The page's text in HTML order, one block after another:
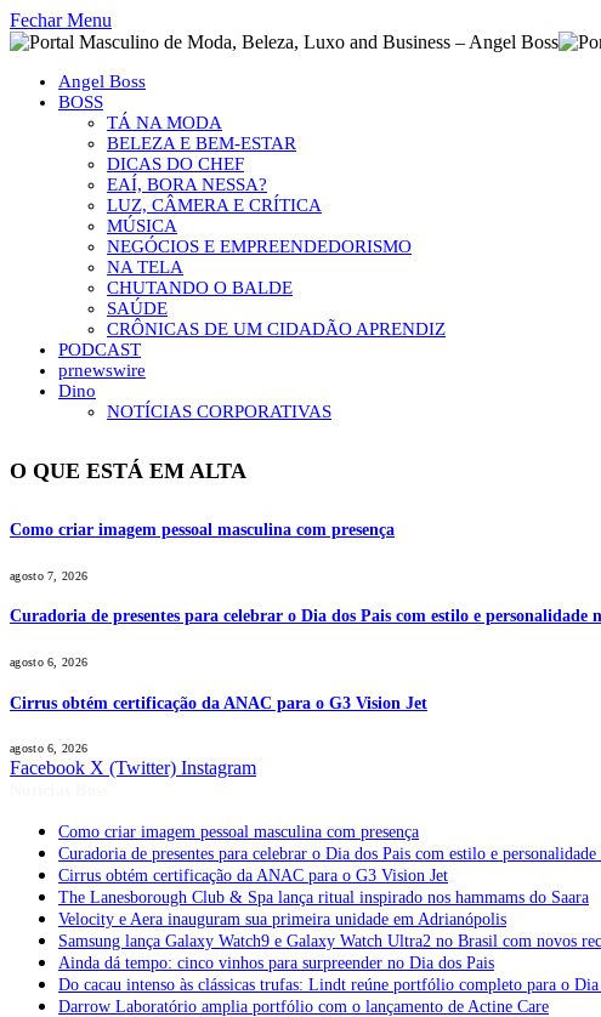
Fechar Menu
Angel Boss
BOSS
TÁ NA MODA
BELEZA E BEM-ESTAR
DICAS DO CHEF
EAÍ, BORA NESSA?
LUZ, CÂMERA E CRÍTICA
MÚSICA
NEGÓCIOS E EMPREENDEDORISMO
NA TELA
CHUTANDO O BALDE
SAÚDE
CRÔNICAS DE UM CIDADÃO APRENDIZ
PODCAST
prnewswire
Dino
NOTÍCIAS CORPORATIVAS
O QUE ESTÁ EM ALTA
Como criar imagem pessoal masculina com presença
agosto 7, 2026
Curadoria de presentes para celebrar o Dia dos Pais com estilo e personalidade
agosto 6, 2026
Cirrus obtém certificação da ANAC para o G3 Vision Jet
agosto 6, 2026
Facebook X (Twitter) Instagram
Como criar imagem pessoal masculina com presença
Curadoria de presentes para celebrar o Dia dos Pais com estilo e
Cirrus obtém certificação da ANAC para o G3 Vision Jet
The Lanesborough Club & Spa lança ritual inspirado nos hammams do Saara
Velocity e Aera inauguram sua primeira unidade em Adrianópolis
Samsung lança Galaxy Watch9 e Galaxy Watch Ultra2 no Brasil com novos
Ainda dá tempo: cinco vinhos para surpreender no Dia dos Pais
Do cacau intenso às clássicas trufas: Lindt reúne portfólio completo para o Dia
Darrow Laboratório amplia portfólio com o lançamento de Actine Care